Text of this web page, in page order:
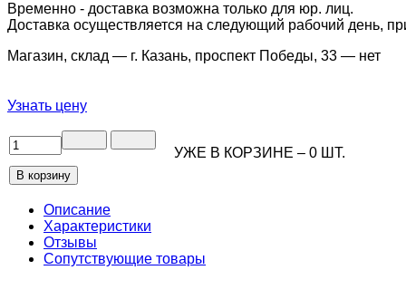
Временно - доставка возможна только для юр. лиц.
Доставка осуществляется на следующий рабочий день,
Магазин, склад — г. Казань, проспект Победы, 33 — нет
Узнать цену
УЖЕ В КОРЗИНЕ – 0 ШТ.
Описание
Характеристики
Отзывы
Сопутствующие товары